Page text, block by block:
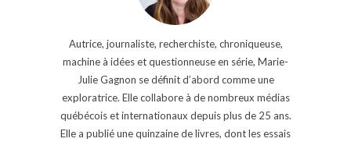
Autrice, journaliste, recherchiste, chroniqueuse,
machine à idées et questionneuse en série, Marie-
Julie Gagnon se définit d’abord comme une
exploratrice. Elle collabore à de nombreux médias
québécois et internationaux depuis plus de 25 ans.
Elle a publié une quinzaine de livres, dont les essais